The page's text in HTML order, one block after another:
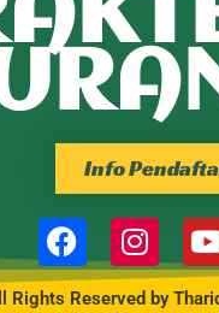
Info
Reserved by